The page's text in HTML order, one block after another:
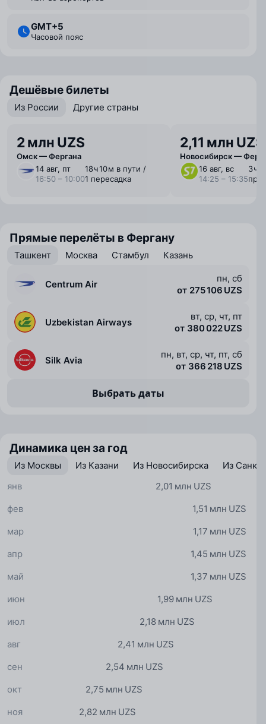
GMT+5
Часовой пояс
Дешёвые билеты
Из России Другие страны
2 млн UZS
Омск — Фергана
14 авг, пт
16:50 – 10:00
18 ⁠ч 10 ⁠м в пути /
1 пересадка
2,11 млн UZS
Новосибирск —
16 авг, вс
14:25 – 15:35
3 ⁠ч
Прямые перелёты в Фергану
Ташкент Москва Стамбул Казань
Centrum Air
пн, сб
от 275 106 UZS
Uzbekistan Airways
вт, ср, чт, пт
от 380 022 UZS
Silk Avia
пн, вт, ср, чт, пт, сб
от 366 218 UZS
Выбрать даты
Динамика цен за год
Из Москвы Из Казани Из Новосибирска
Из
2,01 млн UZS
янв
1,51 млн UZS
фев
1,17 млн UZS
мар
1,45 млн UZS
апр
1,37 млн UZS
май
1,99 млн UZS
июн
2,18 млн UZS
июл
2,41 млн UZS
авг
2,54 млн UZS
сен
2,75 млн UZS
окт
2,82 млн UZS
ноя